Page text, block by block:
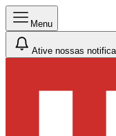
Menu
Ative nossas